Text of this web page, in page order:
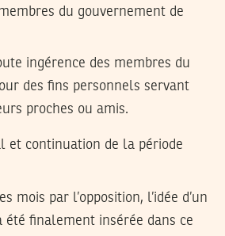
du gouvernement de
ingérence des membres du
des fins personnels servant
proches ou amis.
et continuation de la période
mois par l’opposition, l’idée d’un
été finalement insérée dans ce